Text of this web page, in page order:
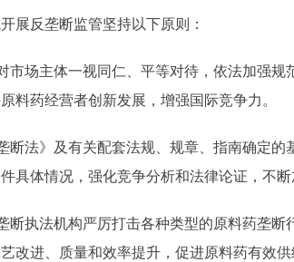
反垄断监管坚持以下原则：
场主体一视同仁、平等对待，依法加强规
料药经营者创新发展，增强国际竞争力。
》及有关配套法规、规章、指南确定的
具体情况，强化竞争分析和法律论证，不
执法机构严厉打击各种类型的原料药垄断
改进、质量和效率提升，促进原料药有效